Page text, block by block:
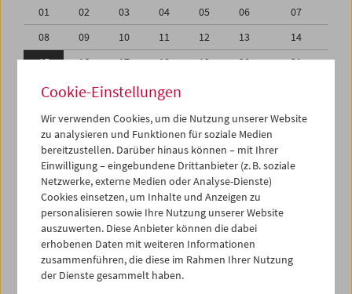
01 02 03 04 05 06
07
08
09 10 11 12 13
14
15
16 17 18 19 20
21
22
23 24 25
29
31 02
04
05
06 07 08 09 10
iCalender
Programmheft-PDF
English language or subtitles
< Vorherige Woche
Cookie-Einstellungen
Wir verwenden Cookies, um die Nutzung unserer Website
zu analysieren und Funktionen für soziale Medien
bereitzustellen. Darüber hinaus können – mit Ihrer
Einwilligung – eingebundene Drittanbieter (z. B. soziale
Netzwerke, externe Medien oder Analyse-Dienste)
Cookies einsetzen, um Inhalte und Anzeigen zu
personalisieren sowie Ihre Nutzung unserer Website
auszuwerten. Diese Anbieter können die dabei
erhobenen Daten mit weiteren Informationen
zusammenführen, die diese im Rahmen Ihrer Nutzung
der Dienste gesammelt haben.